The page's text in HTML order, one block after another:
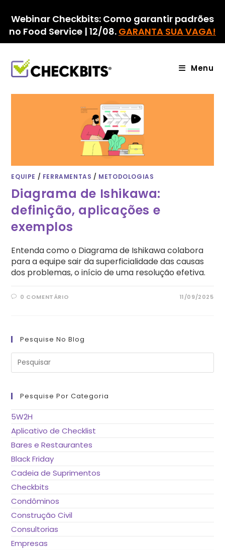
para
conteúdo
Webinar Checkbits: Como garantir padrões
no Food Service | 12/08. GARANTA SUA VAGA!
Menu
EQUIPE / FERRAMENTAS / METODOLOGIAS
Diagrama de Ishikawa:
definição, aplicações e
exemplos
Entenda como o Diagrama de Ishikawa colabora
para a equipe sair da superficialidade das causas
dos problemas, o início de uma resolução efetiva.
0 COMENTÁRIO 11/09/2025
Pesquise No Blog
Pesquise Por Categoria
5W2H
Aplicativo de Checklist
Bares e Restaurantes
Black Friday
Cadeia de Suprimentos
Checkbits
Condôminos
Construção Civil
Consultorias
Empresas